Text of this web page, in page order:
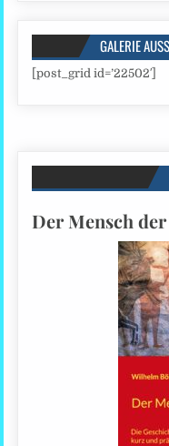
GALERIE
[post_grid id=’22502′]
Der Mensch